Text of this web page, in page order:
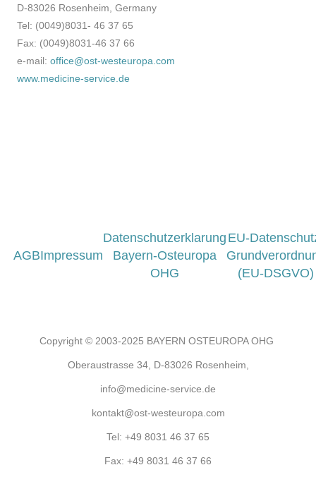
D-83026 Rosenheim, Germany
Tel: (0049)8031- 46 37 65
Fax: (0049)8031-46 37 66
e-mail: office@ost-westeuropa.com
www.medicine-service.de
AGBImpressum
Datenschutzerklarung
Bayern-Osteuropa
OHG
EU-
(EU-DSGVO)
Copyright © 2003-2025 BAYERN OSTEUROPA OHG
Oberaustrasse 34, D-83026 Rosenheim,
info@medicine-service.de
kontakt@ost-westeuropa.com
Tel: +49 8031 46 37 65
Fax: +49 8031 46 37 66